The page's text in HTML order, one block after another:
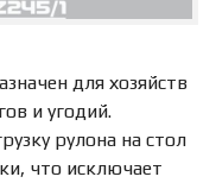
для хозяйств
и угодий.
рулона на стол
что исключает